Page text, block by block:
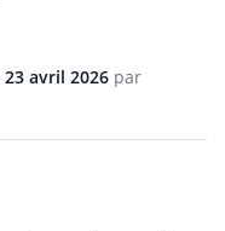
23 avril 2026 par